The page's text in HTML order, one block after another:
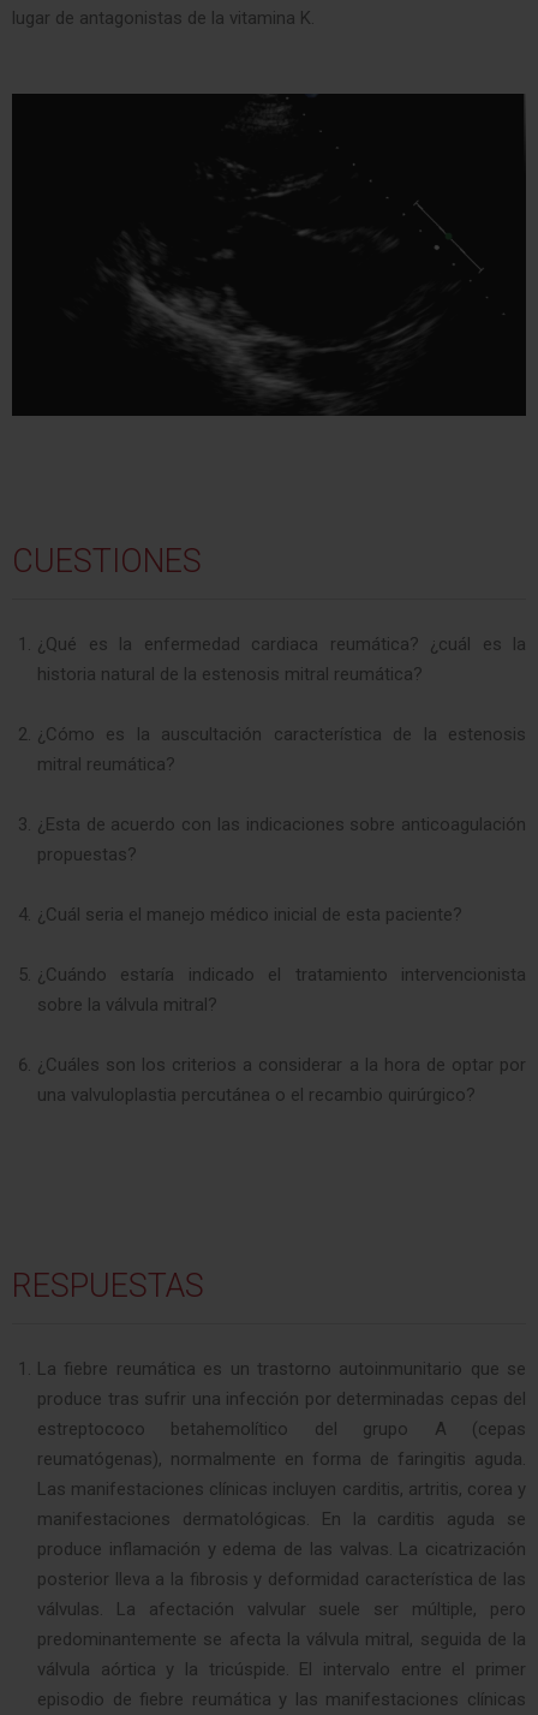
lugar de antagonistas de la vitamina K.
CUESTIONES
¿Qué es la enfermedad cardiaca reumática? ¿cuál es la
historia natural de la estenosis mitral reumática?
¿Cómo es la auscultación característica de la estenosis
mitral reumática?
¿Esta de acuerdo con las indicaciones sobre anticoagulación
propuestas?
¿Cuál seria el manejo médico inicial de esta paciente?
¿Cuándo estaría indicado el tratamiento intervencionista
sobre la válvula mitral?
¿Cuáles son los criterios a considerar a la hora de optar por
una valvuloplastia percutánea o el recambio quirúrgico?
RESPUESTAS
La fiebre reumática es un trastorno autoinmunitario que se
produce tras sufrir una infección por determinadas cepas del
estreptococo betahemolítico del grupo A (cepas
reumatógenas), normalmente en forma de faringitis aguda.
Las manifestaciones clínicas incluyen carditis, artritis, corea y
manifestaciones dermatológicas. En la carditis aguda se
produce inflamación y edema de las valvas. La cicatrización
posterior lleva a la fibrosis y deformidad característica de las
válvulas. La afectación valvular suele ser múltiple, pero
predominantemente se afecta la válvula mitral, seguida de la
válvula aórtica y la tricúspide. El intervalo entre el primer
episodio de fiebre reumática y las manifestaciones clínicas